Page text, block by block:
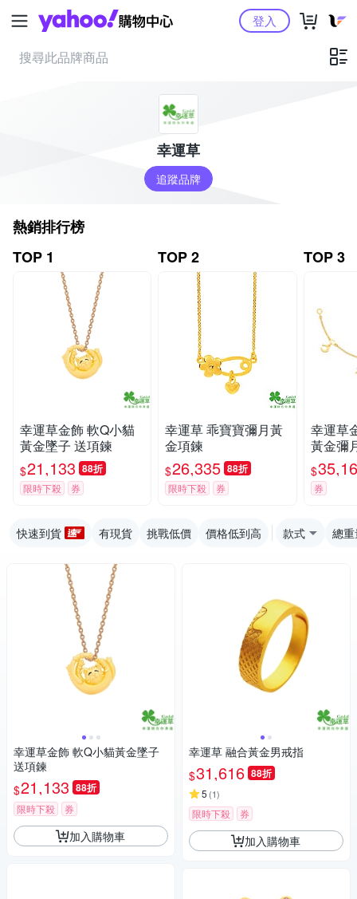
Yahoo購物中心登入
幸運草
追蹤品牌
熱銷排行榜
TOP 1
幸運草金飾 軟Q小貓
黃金墜子 送項鍊
$21,133 88折
限時下殺 券
TOP 2
幸運草 乖寶寶彌月黃
金項鍊
$26,335 88折
限時下殺 券
TOP 3
幸運草
黃金彌
$
券
快速到貨 有現貨 挑戰低價 價格低到高 款式 總
幸運草金飾 軟Q小貓黃金墜子
送項鍊
$21,133 88折
限時下殺 券
加入購物車
幸運草 融合黃金男戒指
$31,616 88折
5 (1)
限時下殺 券
加入購物車